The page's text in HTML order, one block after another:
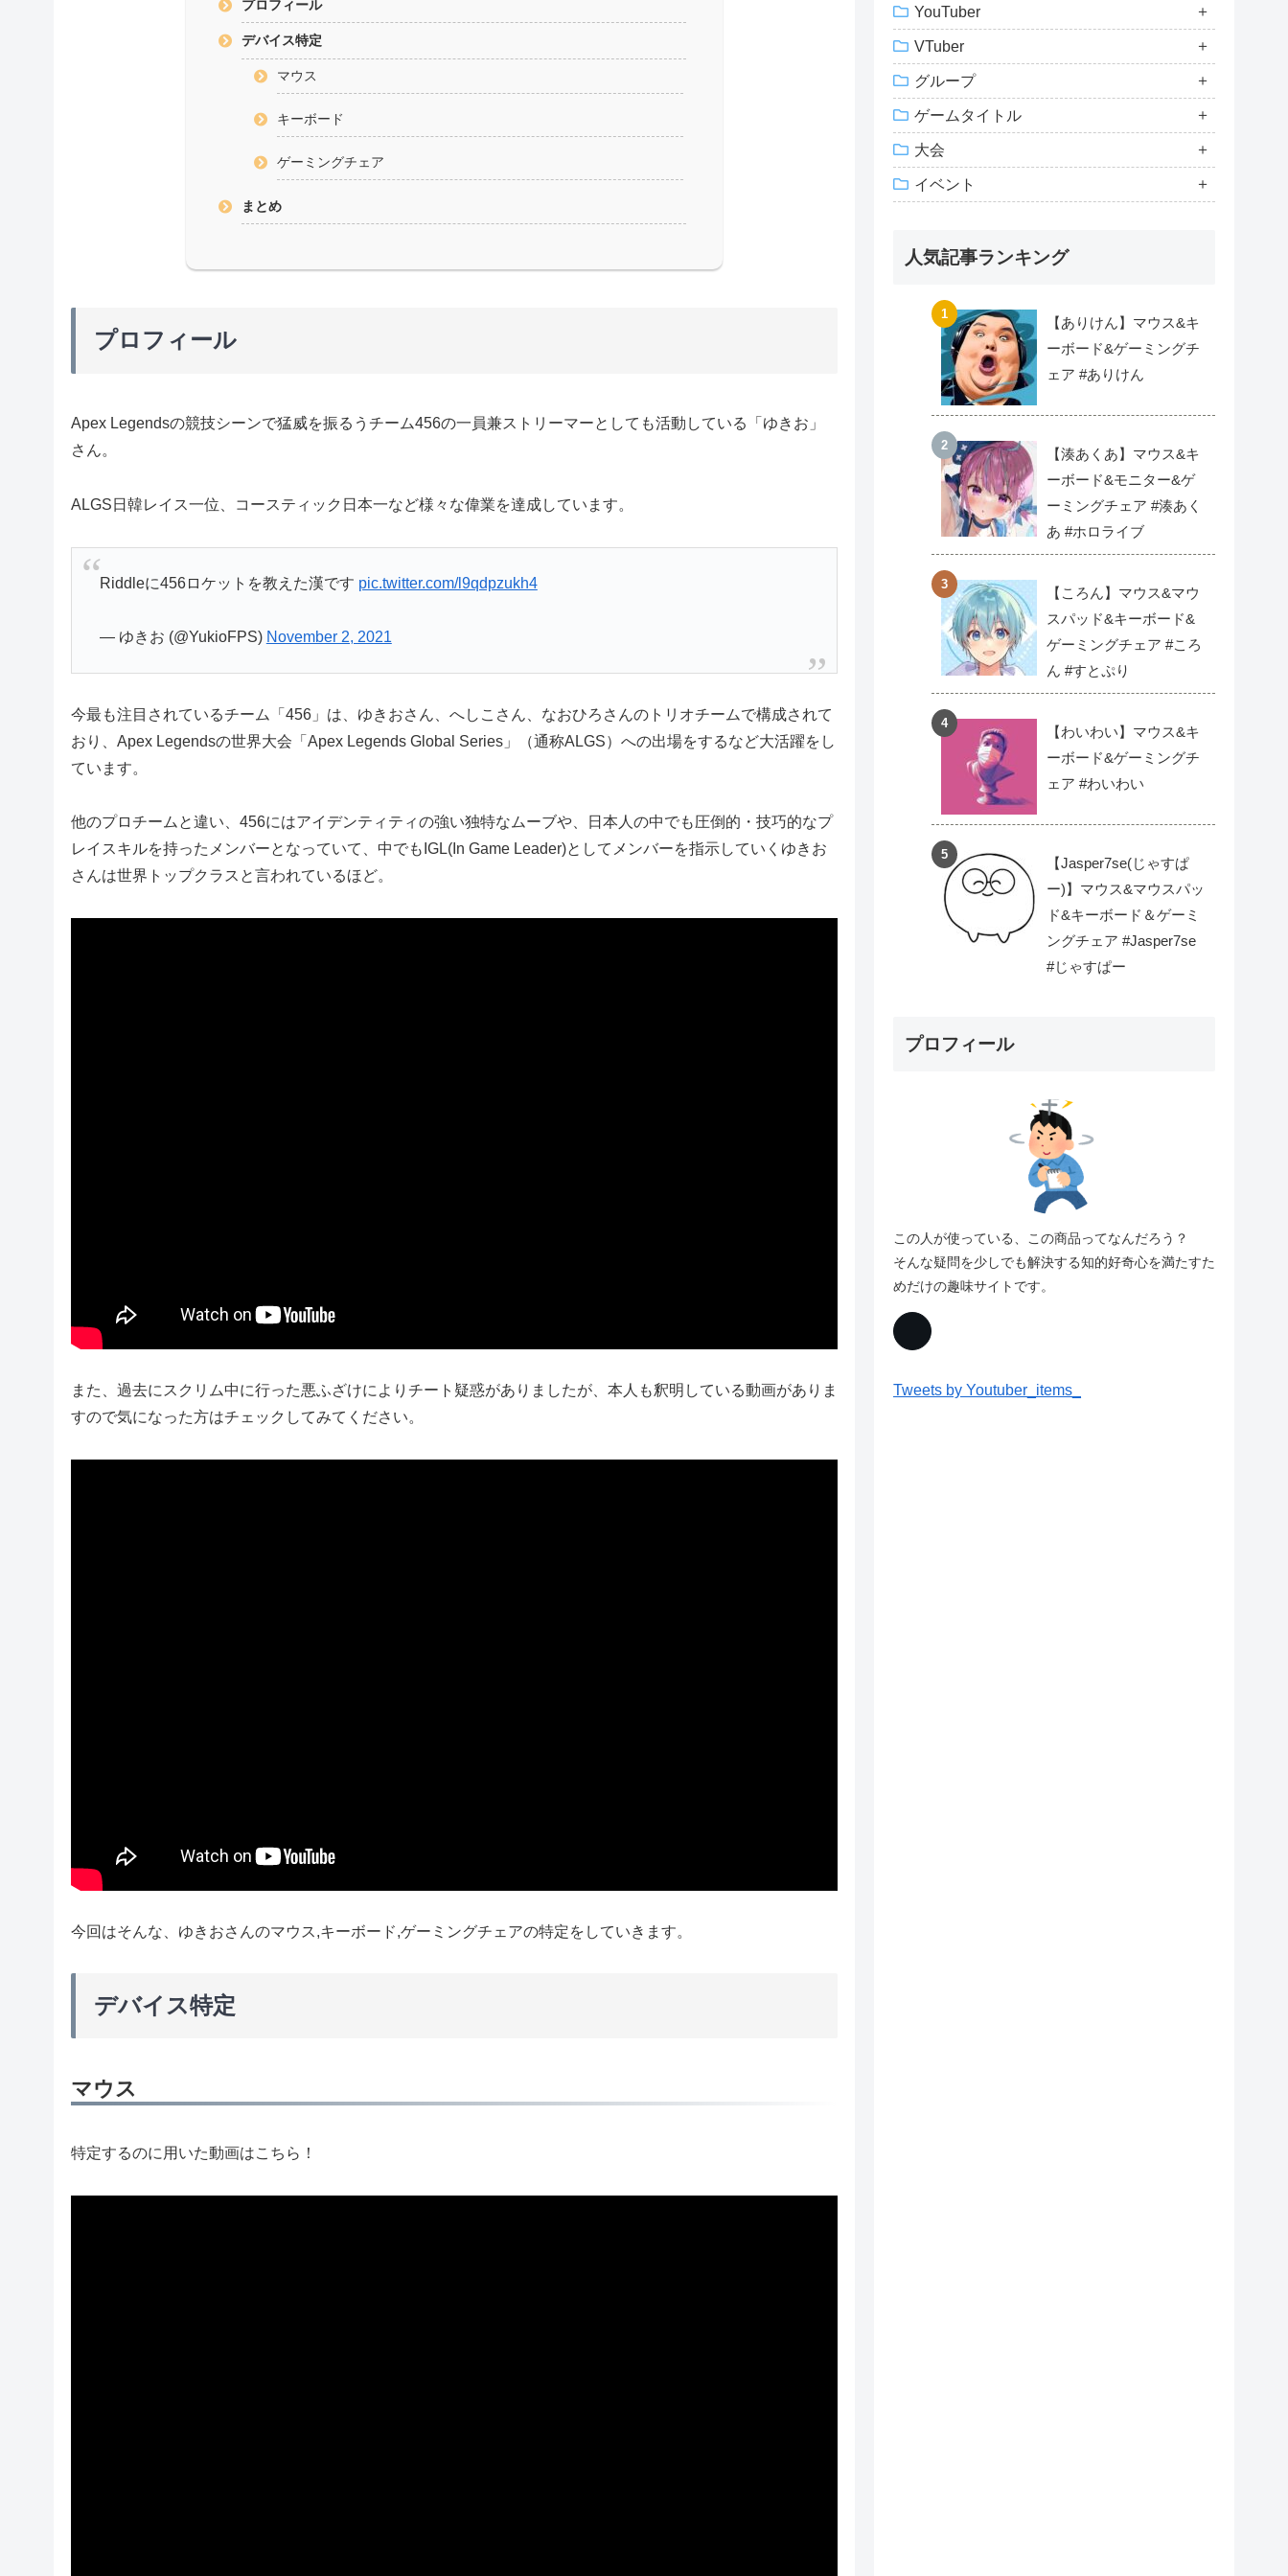
プロフィール
デバイス特定
マウス
キーボード
ゲーミングチェア
まとめ
プロフィール
Apex Legendsの競技シーンで猛威を振るうチーム456の一員兼ストリーマーとしても活動している「ゆきお」
さん。
ALGS日韓レイス一位、コースティック日本一など様々な偉業を達成しています。
Riddleに456ロケットを教えた漢です pic.twitter.com/l9qdpzukh4
— ゆきお (@YukioFPS) November 2, 2021
今最も注目されているチーム「456」は、ゆきおさん、へしこさん、なおひろさんのトリオチームで構成されて
おり、Apex Legendsの世界大会「Apex Legends Global Series」（通称ALGS）への出場をするなど大活躍をし
ています。
他のプロチームと違い、456にはアイデンティティの強い独特なムーブや、日本人の中でも圧倒的・技巧的なプ
レイスキルを持ったメンバーとなっていて、中でもIGL(In Game Leader)としてメンバーを指示していくゆきお
さんは世界トップクラスと言われているほど。
また、過去にスクリム中に行った悪ふざけによりチート疑惑がありましたが、本人も釈明している動画がありま
すので気になった方はチェックしてみてください。
今回はそんな、ゆきおさんのマウス,キーボード,ゲーミングチェアの特定をしていきます。
デバイス特定
マウス
特定するのに用いた動画はこちら！
YouTuber
VTuber
グループ
ゲームタイトル
大会
イベント
人気記事ランキング
【ありけん】マウス&キ
ーボード&ゲーミングチ
ェア #ありけん
【湊あくあ】マウス&キ
ーボード&モニター&ゲ
ーミングチェア #湊あく
あ #ホロライブ
【ころん】マウス&マウ
スパッド&キーボード&
ゲーミングチェア #ころ
ん #すとぷり
【わいわい】マウス&キ
ーボード&ゲーミングチ
ェア #わいわい
【Jasper7se(じゃすぱ
ー)】マウス&マウスパッ
ド&キーボード＆ゲーミ
ングチェア #Jasper7se
#じゃすぱー
プロフィール
この人が使っている、この商品ってなんだろう？
そんな疑問を少しでも解決する知的好奇心を満たすた
めだけの趣味サイトです。
Tweets by Youtuber_items_